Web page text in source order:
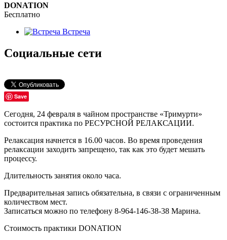
DONATION
Бесплатно
Встреча
Социальные сети
Save
Сегодня, 24 февраля в чайном пространстве «Тримурти»
состоится практика по РЕСУРСНОЙ РЕЛАКСАЦИИ.
Релаксация начнется в 16.00 часов. Во время проведения
релаксации заходить запрещено, так как это будет мешать
процессу.
Длительность занятия около часа.
Предварительная запись обязательна, в связи с ограниченным
количеством мест.
Записаться можно по телефону 8-964-146-38-38 Марина.
Стоимость практики DONATION